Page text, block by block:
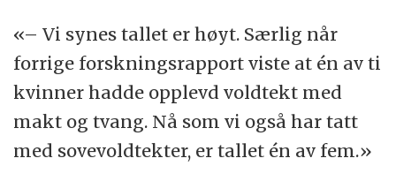
«– Vi synes tallet er høyt. Særlig når
forrige forskningsrapport viste at én av ti
kvinner hadde opplevd voldtekt med
makt og tvang. Nå som vi også har tatt
med sovevoldtekter, er tallet én av fem.»